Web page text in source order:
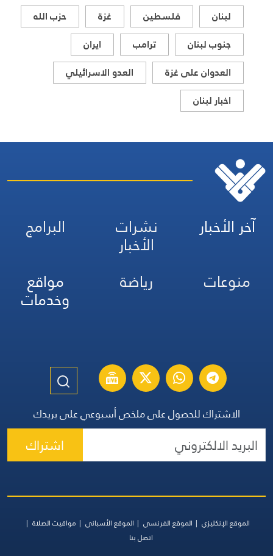
لبنان فلسطين غزة
حزب الله
جنوب لبنان
ترامب
ايران
العدوان على غزة
العدو الاسرائيلي
اخبار لبنان
آخر الأخبار نشرات
الأخبار
البرامج
منوعات
رياضة مواقع
وخدمات
الاشتراك للحصول على ملخص أسبوعي على بريدك
اشتراك
الموقع الإنكليزي الموقع الفرنسي الموقع الأسباني
مواقيت الصلاة
اتصل بنا